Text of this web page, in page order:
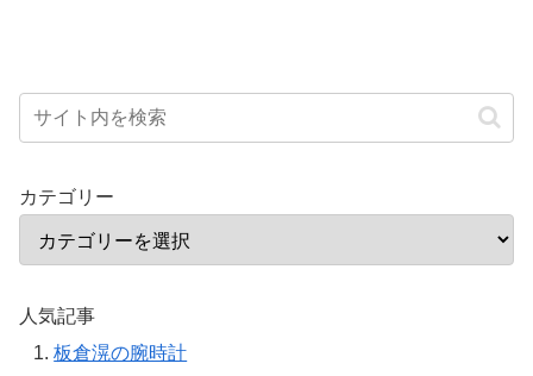
カテゴリー
人気記事
板倉滉の腕時計